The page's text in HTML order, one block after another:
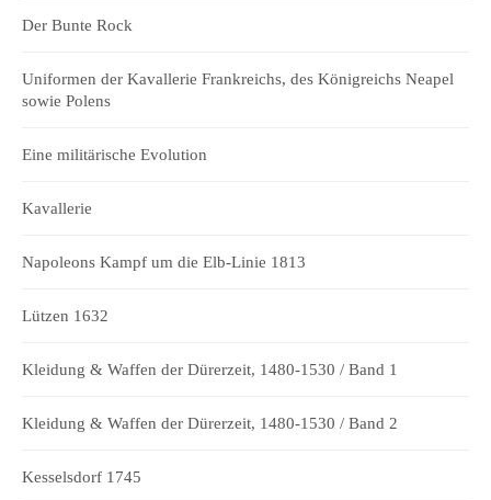
Der Bunte Rock
Uniformen der Kavallerie Frankreichs, des Königreichs Neapel
sowie Polens
Eine militärische Evolution
Kavallerie
Napoleons Kampf um die Elb-Linie 1813
Lützen 1632
Kleidung & Waffen der Dürerzeit, 1480-1530 / Band 1
Kleidung & Waffen der Dürerzeit, 1480-1530 / Band 2
Kesselsdorf 1745